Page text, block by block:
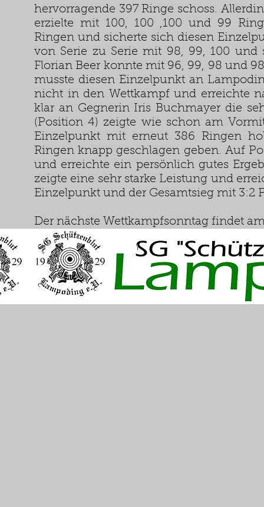
hervorragende 397 Ringe schoss.
erzielte mit 100, 100 ,100 und 99
Ringen und sicherte sich diesen
von Serie zu Serie mit 98, 99, 100 und
Florian Beer konnte mit 96, 99, 98 und
musste diesen Einzelpunkt an
nicht in den Wettkampf und erreichte
klar an Gegnerin Iris Buchmayer die
(Position 4) zeigte wie schon am
Einzelpunkt mit erneut 386 Ringen
Ringen knapp geschlagen geben. Auf
und erreichte ein persönlich gutes
zeigte eine sehr starke Leistung und
Einzelpunkt und der Gesamtsieg mit 3:2
Der nächste Wettkampfsonntag findet